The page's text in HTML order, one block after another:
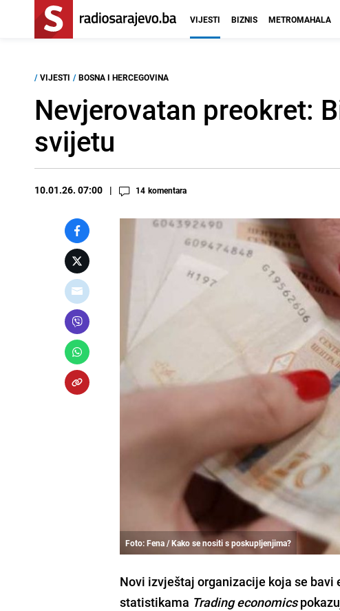
VIJESTI BIZNIS METROMAHALA
/ VIJESTI / BOSNA I HERCEGOVINA
Nevjerovatan preokret:
svijetu
10.01.26. 07:00 14 komentara
Foto: Fena / Kako se nositi s poskupljenjima?
Novi izvještaj organizacije koja se
statistikama Trading economics